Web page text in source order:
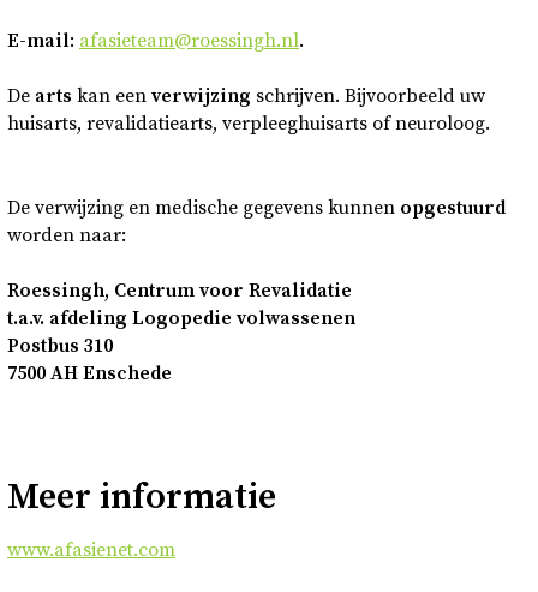
E-mail: afasieteam@roessingh.nl.
De arts kan een verwijzing schrijven. Bijvoorbeeld uw
huisarts, revalidatiearts, verpleeghuisarts of neuroloog.
De verwijzing en medische gegevens kunnen opgestuurd
worden naar:
Roessingh, Centrum voor Revalidatie
t.a.v. afdeling Logopedie volwassenen
Postbus 310
7500 AH Enschede
Meer informatie
www.afasienet.com